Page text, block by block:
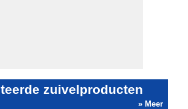
zuivelproducten
» Meer